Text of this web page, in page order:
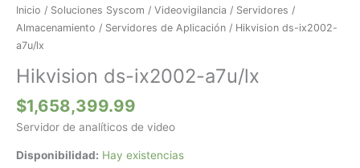
Inicio / Soluciones Syscom / Videovigilancia / Servidores /
Almacenamiento / Servidores de Aplicación / Hikvision ds-ix2002-
a7u/lx
Hikvision ds-ix2002-a7u/lx
$1,658,399.99
Servidor de analíticos de video
Disponibilidad: Hay existencias